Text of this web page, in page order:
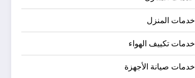
خدمات المنزل
خدمات تكييف الهواء
خدمات صيانة الأجهزة